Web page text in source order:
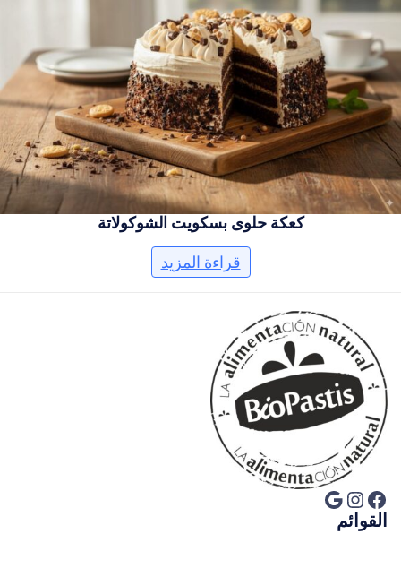
كعكة حلوى بسكويت الشوكولاتة
قراءة المزيد
فيسبوك إنستجرام جوجل
القوائم